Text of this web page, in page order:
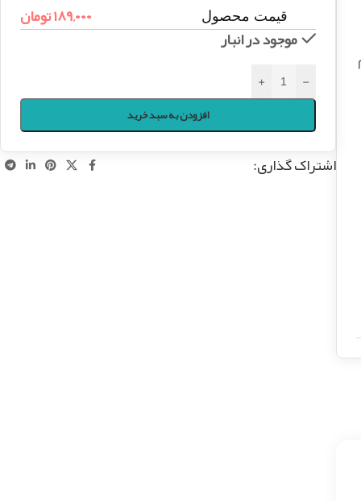
قیمت محصول
۱۸۹,۰۰۰تومان
موجود در انبار
-
+
افزودن به سبد خرید
اشتراک گذاری: